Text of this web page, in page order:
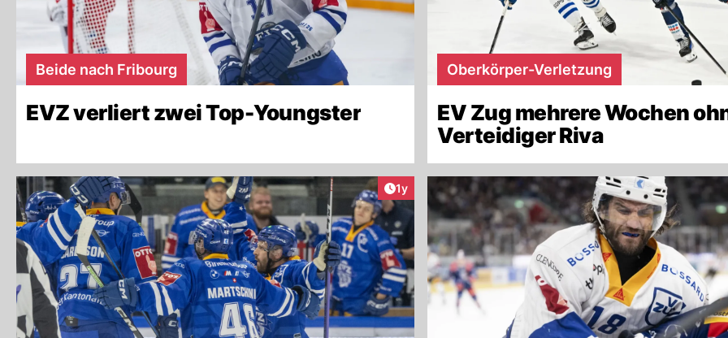
Beide nach Fribourg
EVZ verliert zwei Top-Youngster
Oberkörper-Verletzung
EV Zug mehrere Wochen
Verteidiger Riva
Artikel veröffentlicht:
1y